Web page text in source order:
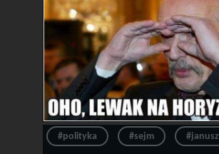
#polityka #sejm #janusz